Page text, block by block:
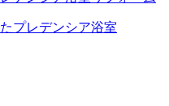
プレデンシア浴室